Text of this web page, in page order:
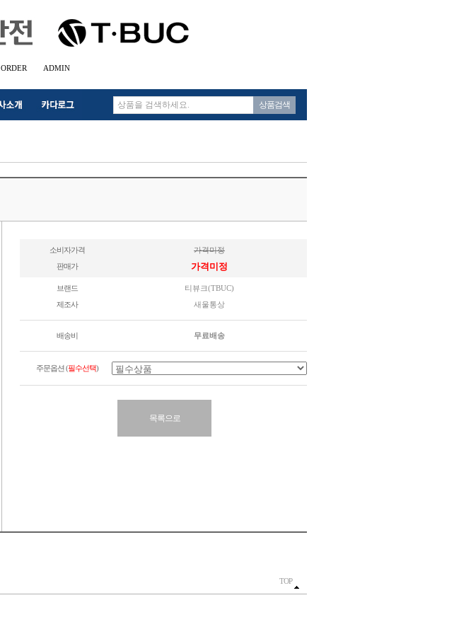
ORDER ADMIN
상품검색
소비자가격
가격미정
판매가
가격미정
브랜드
티뷰크(TBUC)
제조사
새울통상
배송비 무료배송
주문옵션 (필수선택)
목록으로
TOP